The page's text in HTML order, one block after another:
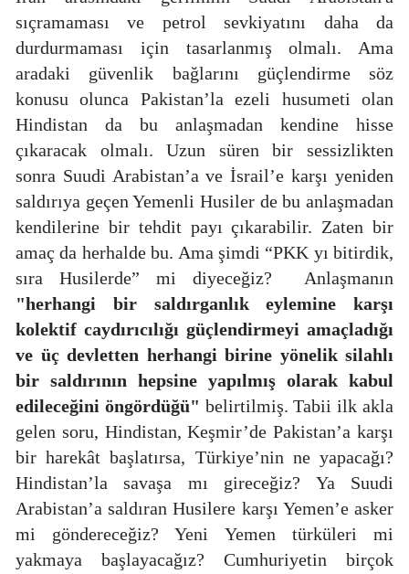
sıçramaması ve petrol sevkiyatını daha da
durdurmaması için tasarlanmış olmalı. Ama
aradaki güvenlik bağlarını güçlendirme söz
konusu olunca Pakistan’la ezeli husumeti olan
Hindistan da bu anlaşmadan kendine hisse
çıkaracak olmalı. Uzun süren bir sessizlikten
sonra Suudi Arabistan’a ve İsrail’e karşı yeniden
saldırıya geçen Yemenli Husiler de bu anlaşmadan
kendilerine bir tehdit payı çıkarabilir. Zaten bir
amaç da herhalde bu. Ama şimdi “PKK yı bitirdik,
sıra Husilerde” mi diyeceğiz?
Anlaşmanın
"herhangi bir saldırganlık eylemine karşı
kolektif caydırıcılığı güçlendirmeyi amaçladığı
ve üç devletten herhangi birine yönelik silahlı
bir saldırının hepsine yapılmış olarak kabul
edileceğini öngördüğü" belirtilmiş. Tabii ilk akla
gelen soru, Hindistan, Keşmir’de Pakistan’a karşı
bir harekât başlatırsa, Türkiye’nin ne yapacağı?
Hindistan’la savaşa mı gireceğiz? Ya Suudi
Arabistan’a saldıran Husilere karşı Yemen’e asker
mi göndereceğiz? Yeni Yemen türküleri mi
yakmaya başlayacağız? Cumhuriyetin birçok